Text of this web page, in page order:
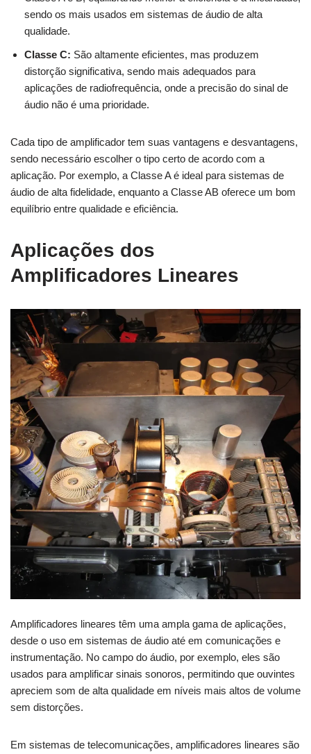
sendo os mais usados em sistemas de áudio de alta
qualidade.
Classe C: São altamente eficientes, mas produzem
distorção significativa, sendo mais adequados para
aplicações de radiofrequência, onde a precisão do sinal de
áudio não é uma prioridade.
Cada tipo de amplificador tem suas vantagens e desvantagens,
sendo necessário escolher o tipo certo de acordo com a
aplicação. Por exemplo, a Classe A é ideal para sistemas de
áudio de alta fidelidade, enquanto a Classe AB oferece um bom
equilíbrio entre qualidade e eficiência.
Aplicações dos
Amplificadores Lineares
Amplificadores lineares têm uma ampla gama de aplicações,
desde o uso em sistemas de áudio até em comunicações e
instrumentação. No campo do áudio, por exemplo, eles são
usados para amplificar sinais sonoros, permitindo que ouvintes
apreciem som de alta qualidade em níveis mais altos de volume
sem distorções.
Em sistemas de telecomunicações, amplificadores lineares são